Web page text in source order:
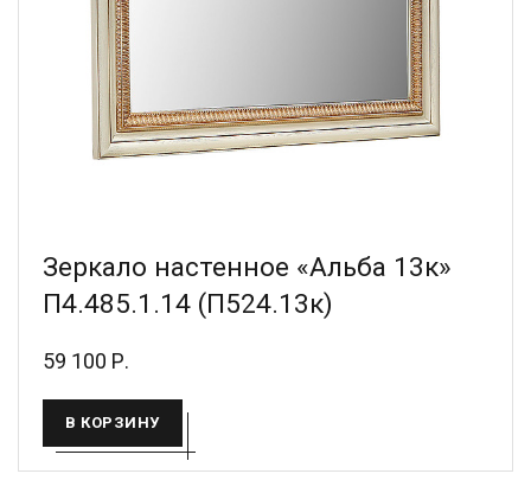
Зеркало настенное «Альба 13к»
П4.485.1.14 (П524.13к)
59 100 Р.
В КОРЗИНУ